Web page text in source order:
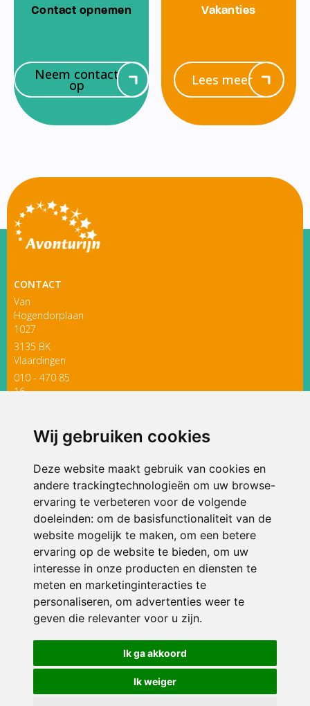
Wij gebruiken cookies
Deze website maakt gebruik van cookies en
andere trackingtechnologieën om uw browse-
ervaring te verbeteren voor de volgende
doeleinden: om de basisfunctionaliteit van de
website mogelijk te maken, om een betere
ervaring op de website te bieden, om uw
interesse in onze producten en diensten te
meten en marketinginteracties te
personaliseren, om advertenties weer te
geven die relevanter voor u zijn.
Ik ga akkoord
Ik weiger
Contact opnemen
Neem contact
op
Vakanties
Lees meer
CONTACT
Van
Hogendorplaan
1027
3135 BK
Vlaardingen
010 - 470 85
16
ONDERDEEL VAN
© 2026 Avonturijn | Alle rechten voorbehouden
Privacy policy|Disclaimer| Klachtenregeling|RSIN en Anbi
voorkeuren
Crealisatie The MindOffice